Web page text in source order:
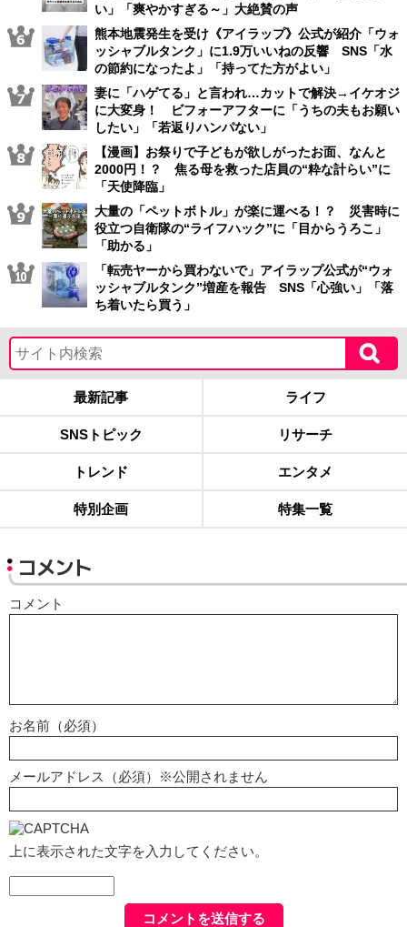
い」「爽やかすぎる～」大絶賛の声
熊本地震発生を受け《アイラップ》公式が紹介「ウォ
ッシャブルタンク」に1.9万いいねの反響 SNS「水
の節約になったよ」「持ってた方がよい」
妻に「ハゲてる」と言われ…カットで解決→イケオジ
に大変身！ ビフォーアフターに「うちの夫もお願い
したい」「若返りハンパない」
【漫画】お祭りで子どもが欲しがったお面、なんと
2000円！？ 焦る母を救った店員の“粋な計らい”に
「天使降臨」
大量の「ペットボトル」が楽に運べる！？ 災害時に
役立つ自衛隊の“ライフハック”に「目からうろこ」
「助かる」
「転売ヤーから買わないで」アイラップ公式が“ウォ
ッシャブルタンク”増産を報告 SNS「心強い」「落
ち着いたら買う」
最新記事 ライフ
SNSトピック リサーチ
トレンド エンタメ
特別企画 特集一覧
コメント
コメント
お名前（必須）
メールアドレス（必須）※公開されません
上に表示された文字を入力してください。